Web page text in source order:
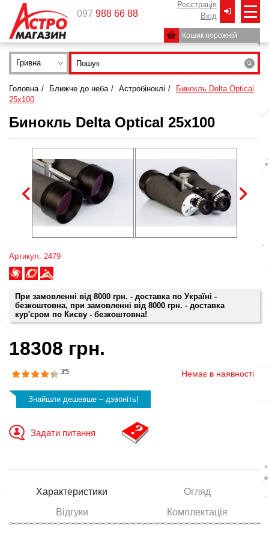
097 988 66 88
Реєстрація
Вxід
Кошик порожній
Гривна
Головна / Ближче до неба / Астробіноклі /
Бинокль Delta Optical
25х100
Бинокль Delta Optical 25х100
Артикул: 2479
При замовленні від 8000 грн. - доставка по Україні -
безкоштовна, при замовленні від 8000 грн. - доставка
кур'єром по Києву - безкоштовна!
18308 грн.
35 Немає в наявності
Знайшли дешевше – дзвоніть!
Задати питання
Характеристики
Огляд
Відгуки
Комплектація